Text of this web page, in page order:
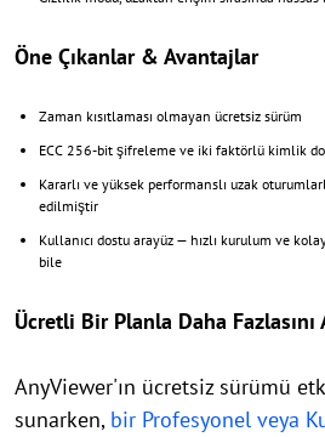
Öne Çıkanlar & Avantajlar
Zaman kısıtlaması olmayan ücretsiz sürüm
ECC 256-bit şifreleme ve iki faktörlü kimlik
Kararlı ve yüksek performanslı uzak
edilmiştir
Kullanıcı dostu arayüz — hızlı kurulum ve
bile
Ücretli Bir Planla Daha Fazlasını
AnyViewer'ın ücretsiz sürümü
sunarken, bir Profesyonel veya